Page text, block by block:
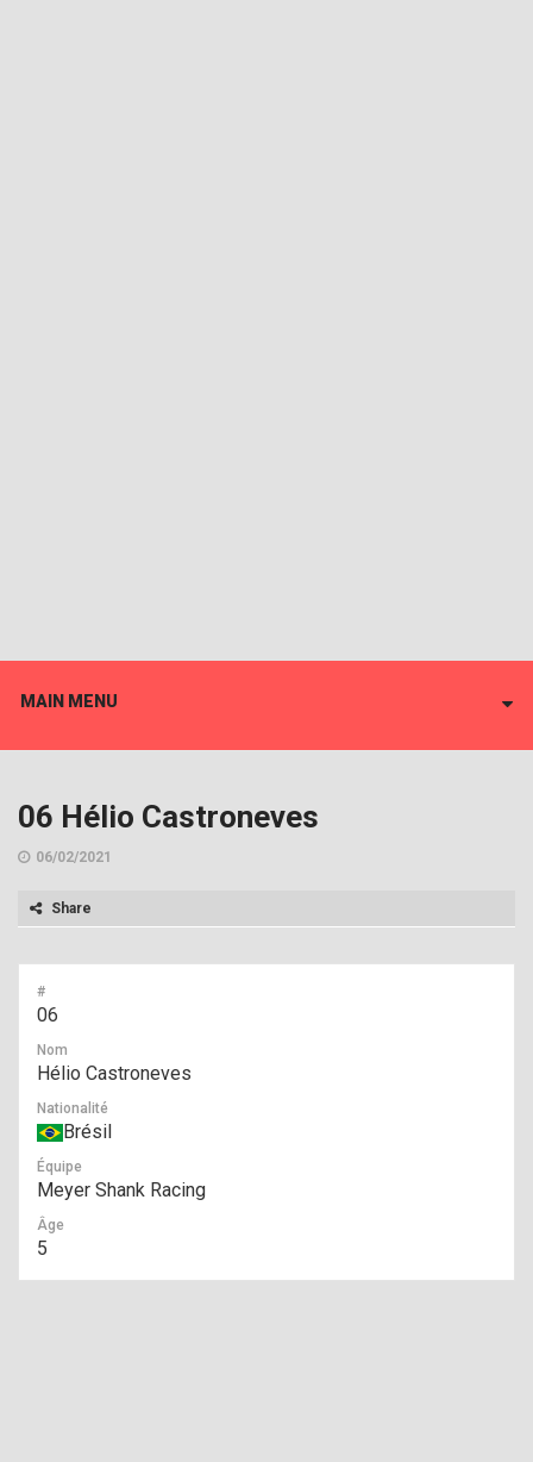
MAIN MENU
06 Hélio Castroneves
06/02/2021
Share
#
06
Nom
Hélio Castroneves
Nationalité
Brésil
Équipe
Meyer Shank Racing
Âge
5